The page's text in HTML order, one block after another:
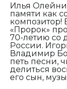
Илья
памяти как
композитор!
«Пророк»
70-летию со
России.
Владимир
петь песни,
делиться
его сын,